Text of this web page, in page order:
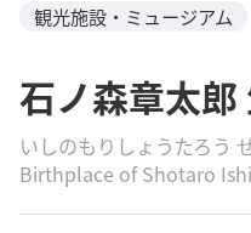
観光施設・ミュージアム
石ノ森章太郎
いしのもりしょうたろう
Birthplace of Shotaro